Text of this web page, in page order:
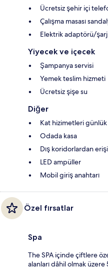
Ücretsiz şehir içi
Çalışma masası
Elektrik adaptörü/şarj
Yiyecek ve içecek
Şampanya servisi
Yemek teslim hizmeti
Ücretsiz şişe su
Diğer
Kat hizimetleri
Odada kasa
Dış koridorlardan
LED ampüller
Mobil giriş anahtarı
Özel fırsatlar
Spa
The SPA içinde çiftlere
alanları dâhil olmak